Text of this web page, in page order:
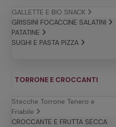
GALLETTE E BIO SNACK
GRISSINI FOCACCINE SALATINI
PATATINE
SUGHI E PASTA PIZZA
TORRONE E CROCCANTI
Stecche Torrone Tenero e
Friabile
CROCCANTE E FRUTTA SECCA